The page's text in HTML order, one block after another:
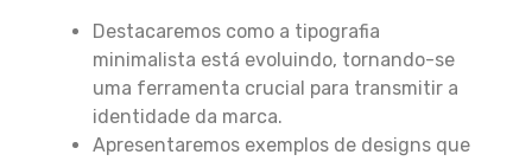
Destacaremos como a tipografia
minimalista está evoluindo, tornando-se
uma ferramenta crucial para transmitir a
identidade da marca.
Apresentaremos exemplos de designs que